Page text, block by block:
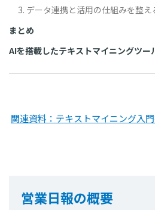
3. データ連携と活用の仕組みを整え
まとめ
AIを搭載したテキストマイニングツー
関連資料：テキストマイニング入
営業日報の概要